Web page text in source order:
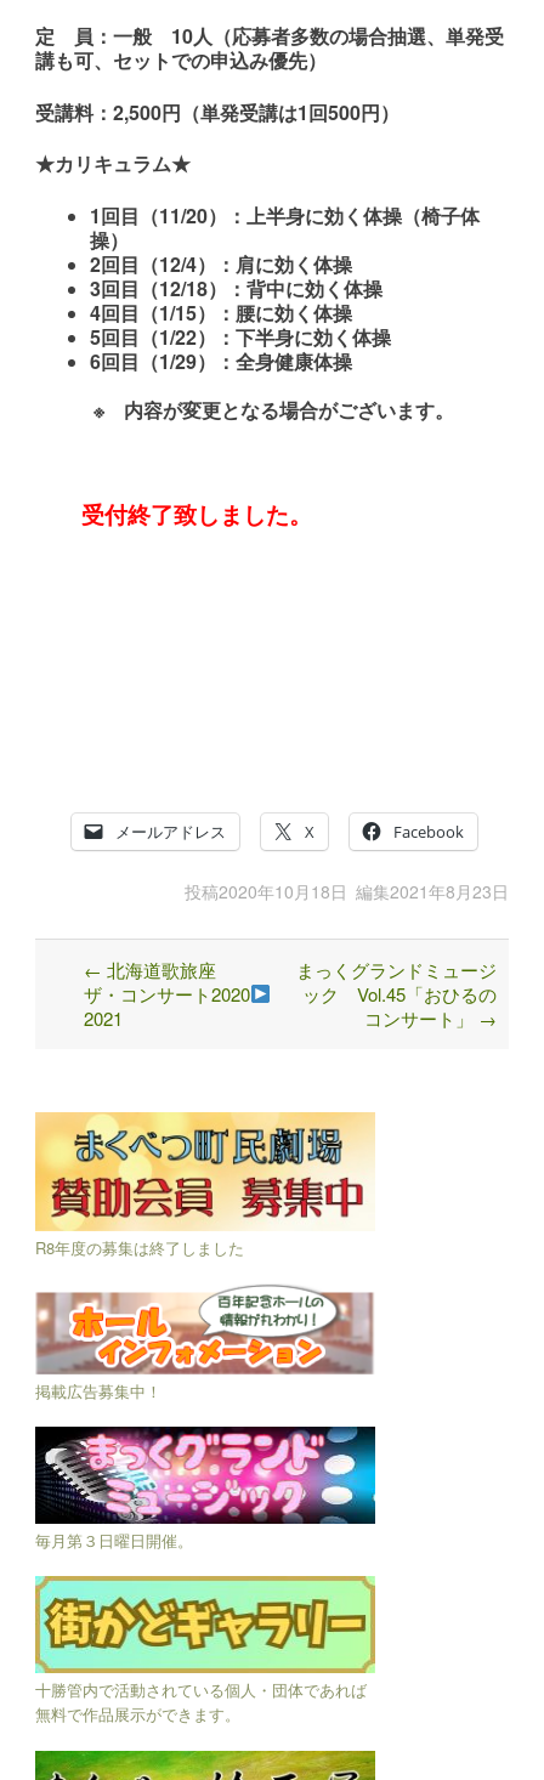
定 員：一般 10人（応募者多数の場合抽選、単発受
講も可、セットでの申込み優先）
受講料：2,500円（単発受講は1回500円）
★カリキュラム★
1回目（11/20）：上半身に効く体操（椅子体
操）
2回目（12/4）：肩に効く体操
3回目（12/18）：背中に効く体操
4回目（1/15）：腰に効く体操
5回目（1/22）：下半身に効く体操
6回目（1/29）：全身健康体操
※ 内容が変更となる場合がございます。
受付終了致しました。
メールアドレス X Facebook
投稿2020年10月18日 編集2021年8月23日
Post
navigation
← 北海道歌旅座
ザ・コンサート2020
2021
まっくグランドミュージ
ック Vol.45「おひるの
コンサート」
→
R8年度の募集は終了しました
掲載広告募集中！
毎月第３日曜日開催。
十勝管内で活動されている個人・団体であれば
無料で作品展示ができます。